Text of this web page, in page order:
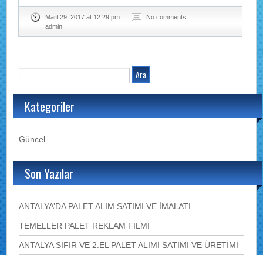
Mart 29, 2017 at 12:29 pm
No comments
admin
Kategoriler
Güncel
Son Yazılar
ANTALYA’DA PALET ALIM SATIMI VE İMALATI
TEMELLER PALET REKLAM FİLMİ
ANTALYA SIFIR VE 2.EL PALET ALIMI SATIMI VE ÜRETİMİ